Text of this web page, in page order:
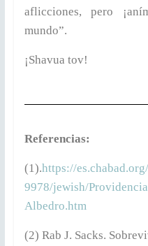
aflicciones, pero
mundo”.
¡Shavua tov!
Referencias:
(1).https://
9978/jewish/
Albedro.htm
(2) Rab J. Sacks.